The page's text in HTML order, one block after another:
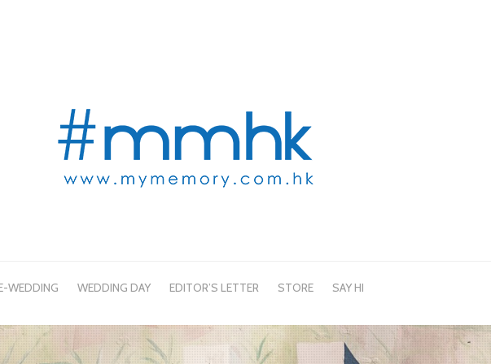
WEDDING WEDDING DAY EDITOR’S LETTER STORE SAY HI